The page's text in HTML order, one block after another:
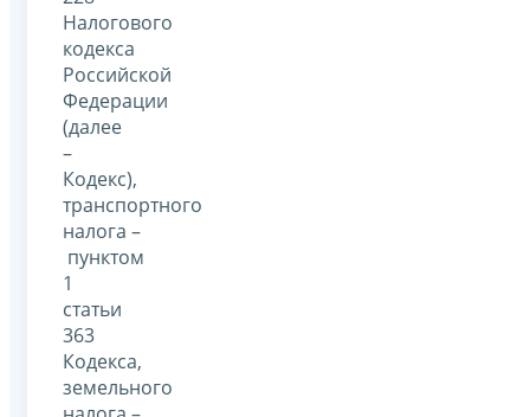
Налогового
кодекса
Российской
Федерации
(далее
–
Кодекс),
транспортного
налога –
пунктом
1
статьи
363
Кодекса,
земельного